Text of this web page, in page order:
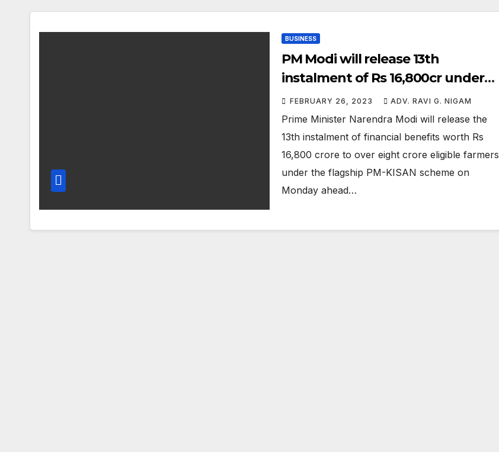
BUSINESS
PM Modi will release 13th
instalment of Rs 16,800cr under
PM-KISAN on Monday
FEBRUARY 26, 2023 ADV. RAVI G. NIGAM
Prime Minister Narendra Modi will release the
13th instalment of financial benefits worth Rs
16,800 crore to over eight crore eligible farmers
under the flagship PM-KISAN scheme on
Monday ahead…